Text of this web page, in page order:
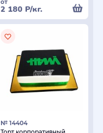
от
2 180 Р/кг.
№ 14404